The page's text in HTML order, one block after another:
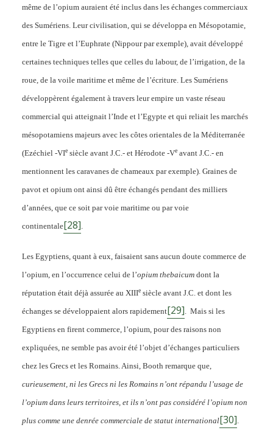
même de l’opium auraient été inclus dans les échanges commerciaux
des Sumériens. Leur civilisation, qui se développa en Mésopotamie,
entre le Tigre et l’Euphrate (Nippour par exemple), avait développé
certaines techniques telles que celles du labour, de l’irrigation, de la
roue, de la voile maritime et même de l’écriture. Les Sumériens
développèrent également à travers leur empire un vaste réseau
commercial qui atteignait l’Inde et l’Egypte et qui reliait les marchés
mésopotamiens majeurs avec les côtes orientales de la Méditerranée
(Ezéchiel -VIesiècle avant J.C.- et Hérodote -Ve avant J.C.- en
mentionnent les caravanes de chameaux par exemple). Graines de
pavot et opium ont ainsi dû être échangés pendant des milliers
d’années, que ce soit par voie maritime ou par voie
continentale[28]
Les Egyptiens, quant à eux, faisaient sans aucun doute commerce de
l’opium, en l’occurrence celui de l’opium thebaicumdont la
réputation était déjà assurée au XIIIesiècle avant J.C. et dont les
échanges se développaient alors rapidement[29] . Mais si les
Egyptiens en firent commerce, l’opium, pour des raisons non
expliquées, ne semble pas avoir été l’objet d’échanges particuliers
chez les Grecs et les Romains. Ainsi, Booth remarque que,
curieusement, ni les Grecs ni les Romains n’ont répandu l’usage de
l’opium dans leurs territoires, et ils n’ont pas considéré l’opium non
plus comme une denrée commerciale de statut international[30]